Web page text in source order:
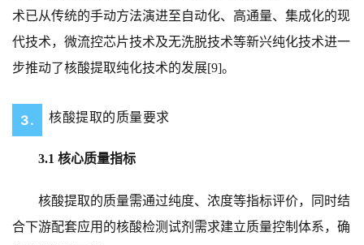
术已从传统的手动方法演进至自动化、高通量、集成化的现
代技术，微流控芯片技术及无洗脱技术等新兴纯化技术进一
步推动了核酸提取纯化技术的发展[9]。
3. 核酸提取的质量要求
3.1 核心质量指标
核酸提取的质量需通过纯度、浓度等指标评价，同时结
合下游配套应用的核酸检测试剂需求建立质量控制体系，确